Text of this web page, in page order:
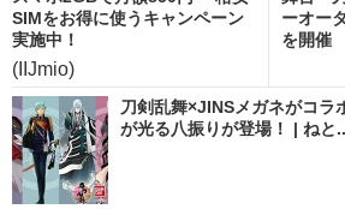
SIMをお得に使うキャンペーン
実施中！
(IIJmio)
ーオー
を開催
刀剣乱舞×JINSメガネがコ
が光る八振りが登場！ | ねと